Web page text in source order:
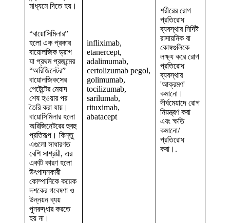
মাধ্যমে দিতে হয়।
“বায়োসিমিলার”
হলো এক প্রকার
বায়োলজিক ড্রাগ
যা প্রথম প্রজন্মের
“অরিজিনেটর”
বায়োলজিকসের
পেটেন্টের মেয়াদ
শেষ হওয়ার পর
তৈরি করা যায়।
বায়োসিমিলার হলো
অরিজিনেটরের হুবহু
প্রতিরূপ। কিন্তু
এগুলো সাধারণত
বেশি সাশ্রয়ী, এর
একটি কারণ হলো
উৎপাদনকারী
কোম্পানিকে কয়েক
দশকের গবেষণা ও
উন্নয়ন ব্যয়
পুনরুদ্ধার করতে
হয় না।
infliximab,
etanercept,
adalimumab,
certolizumab pegol,
golimumab,
tocilizumab,
sarilumab,
rituximab,
abatacept
শরীরের রোগ
প্রতিরোধ
ব্যবস্থার নির্দিষ্ট
রাসায়নিক বা
কোষগুলিকে
লক্ষ্য করে রোগ
প্রতিরোধ
ব্যবস্থার
'আক্রমণ'
কমানো।
দীর্ঘমেয়াদে রোগ
নিয়ন্ত্রণ করা
এবং ক্ষতি
কমানো/
প্রতিরোধ
করা।.